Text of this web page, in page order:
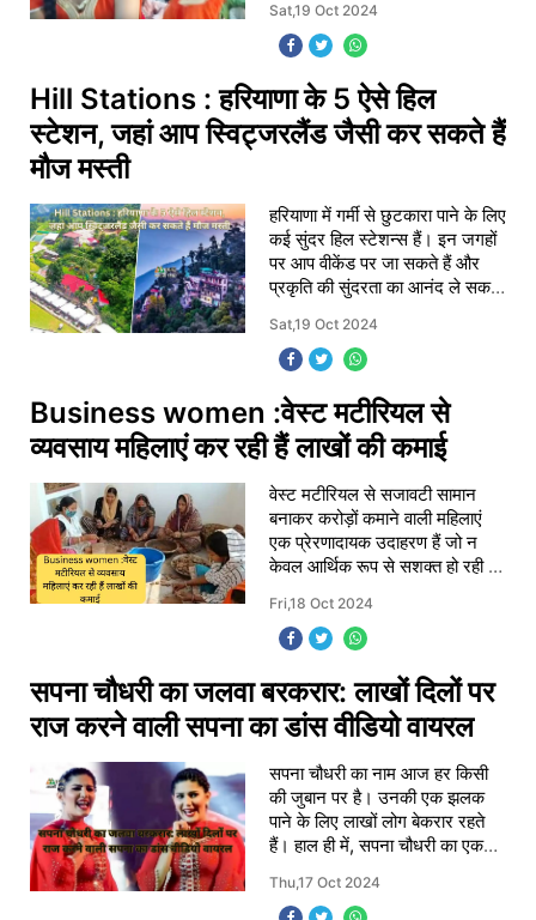
परफॉर्म कर रही हैं और यकीन
Sat,19 Oct 2024
Hill Stations : हरियाणा के 5 ऐसे हिल
स्टेशन, जहां आप स्विट्जरलैंड जैसी कर सकते हैं
मौज मस्ती
हरियाणा में गर्मी से छुटकारा पाने के लिए
कई सुंदर हिल स्टेशन्स हैं। इन जगहों
पर आप वीकेंड पर जा सकते हैं और
प्रकृति की सुंदरता का आनंद ले सकते
Sat,19 Oct 2024
Business women :वेस्ट मटीरियल से
व्यवसाय महिलाएं कर रही हैं लाखों की कमाई
वेस्ट मटीरियल से सजावटी सामान
बनाकर करोड़ों कमाने वाली महिलाएं
एक प्रेरणादायक उदाहरण हैं जो न
केवल आर्थिक रूप से सशक्त हो रही हैं
भूमिका निभा रही हैं।
Fri,18 Oct 2024
सपना चौधरी का जलवा बरकरार: लाखों दिलों पर
राज करने वाली सपना का डांस वीडियो वायरल
सपना चौधरी का नाम आज हर किसी
की जुबान पर है। उनकी एक झलक
पाने के लिए लाखों लोग बेकरार रहते
हैं। हाल ही में, सपना चौधरी का एक
जिसमें वह लाल रंग के सलवार सूट में
Thu,17 Oct 2024